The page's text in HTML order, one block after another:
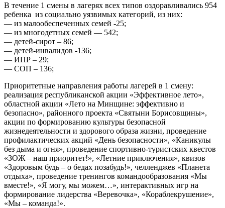
В течение 1 смены в лагерях всех типов оздоравливались 954
ребенка из социально уязвимых категорий, из них:
— из малообеспеченных семей -25;
— из многодетных семей — 542;
— детей-сирот – 86;
— детей-инвалидов -136;
— ИПР – 29;
— СОП – 136;
Приоритетные направления работы лагерей в 1 смену:
реализация республиканской акции «Эффективное лето»,
областной акции «Лето на Минщине: эффективно и
безопасно», районного проекта «Святыни Борисовщины»,
акции по формированию культуры безопасной
жизнедеятельности и здорового образа жизни, проведение
профилактических акций «День безопасности», «Каникулы
без дыма и огня», проведение спортивно-туристских квестов
«ЗОЖ – наш приоритет!», «Летние приключения», квизов
«Здоровым будь – о бедах позабудь!», челленджев «Планета
отдыха», проведение тренингов командообразования «Мы
вместе!», «Я могу, мы можем…», интерактивных игр на
формирование лидерства «Веревочка», «Кораблекрушение»,
«Мы – команда!».